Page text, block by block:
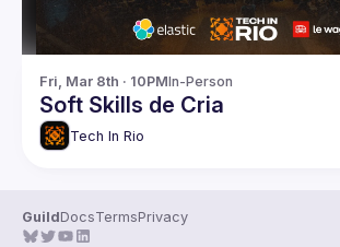
Fri, Mar 8th · 10PMIn-Person
Soft Skills de Cria
Tech In Rio
GuildDocsTermsPrivacy